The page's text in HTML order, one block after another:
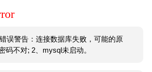
误警告：连接数据库失败，可能的原
码不对; 2、mysql未启动。